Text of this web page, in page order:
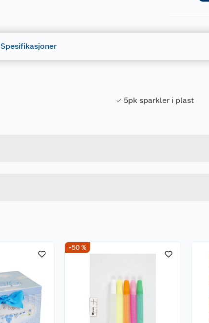
Spesifikasjoner
5pk sparkler i plast
-50 %